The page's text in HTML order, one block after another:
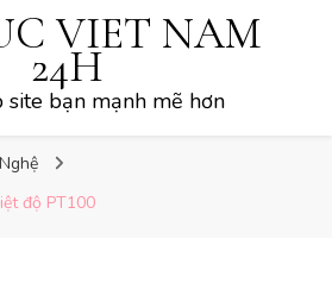
VIET NAM
24H
site bạn mạnh mẽ hơn
độ PT100